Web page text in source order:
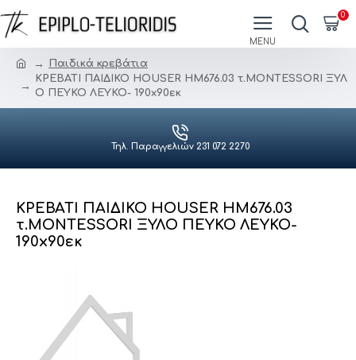
0
Παιδικά κρεβάτια
ΚΡΕΒΑΤΙ ΠΑΙΔΙΚΟ HOUSER HM676.03 τ.MONTESSORI ΞΥΛ
Ο ΠΕΥΚΟ ΛΕΥΚΟ- 190x90εκ
Τηλ. Παραγγελιών 231 072 2270
ΚΡΕΒΑΤΙ ΠΑΙΔΙΚΟ HOUSER HM676.03
τ.MONTESSORI ΞΥΛΟ ΠΕΥΚΟ ΛΕΥΚΟ-
190x90εκ